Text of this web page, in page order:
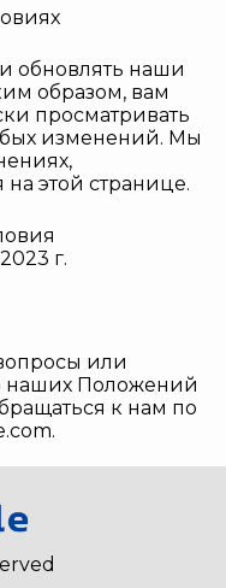
обновлять наши
образом, вам
просматривать
изменений. Мы
этой странице.
г.
или
наших Положений
к нам по
.